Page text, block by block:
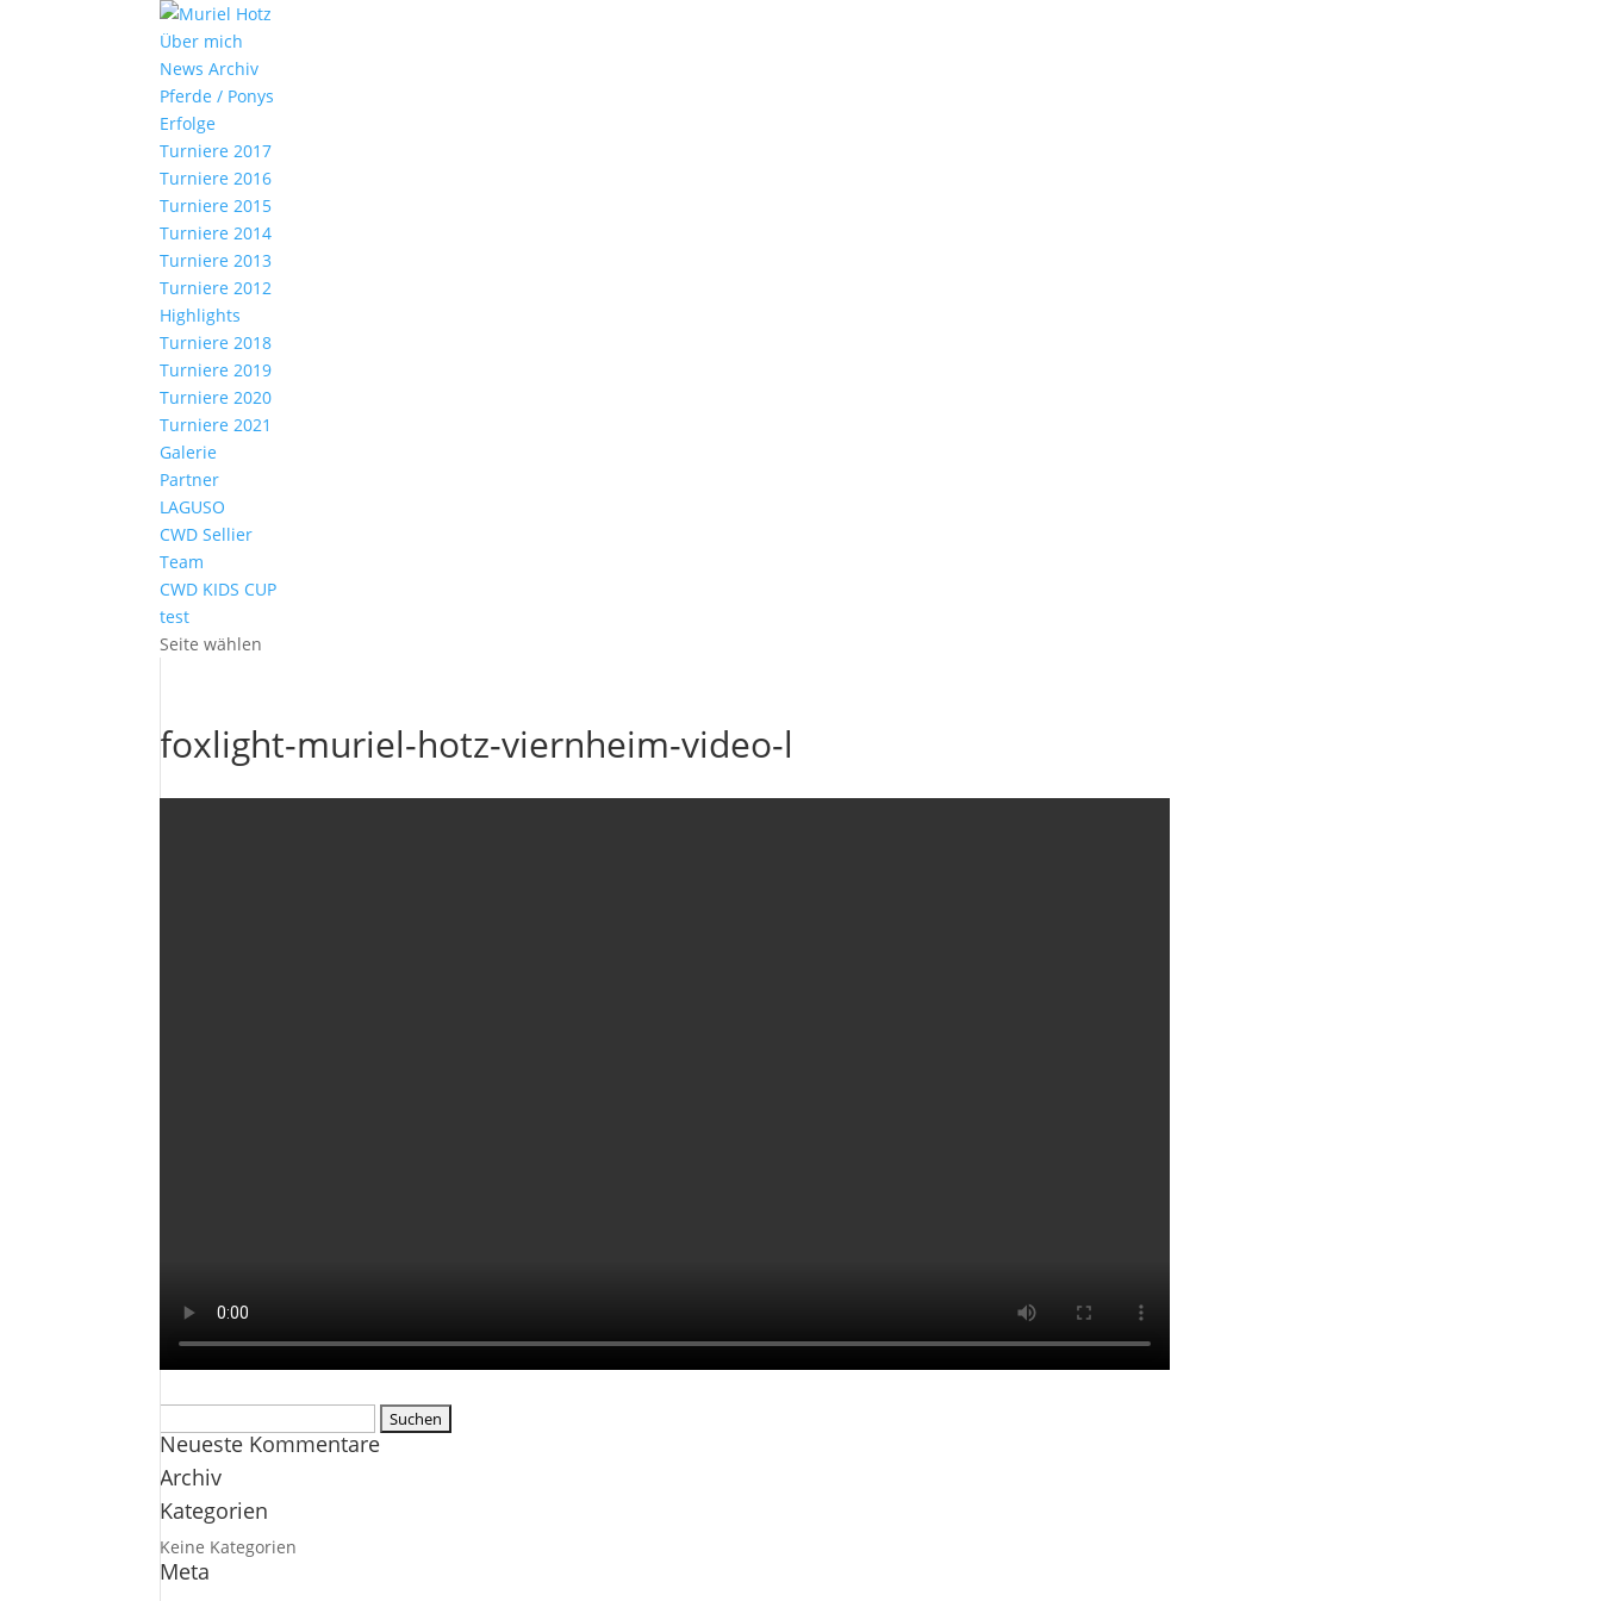
Über mich
News Archiv
Pferde / Ponys
Erfolge
Turniere 2017
Turniere 2016
Turniere 2015
Turniere 2014
Turniere 2013
Turniere 2012
Highlights
Turniere 2018
Turniere 2019
Turniere 2020
Turniere 2021
Galerie
Partner
LAGUSO
CWD Sellier
Team
CWD KIDS CUP
test
Seite wählen
foxlight-muriel-hotz-viernheim-video-l
nach:
Neueste Kommentare
Archiv
Kategorien
Keine Kategorien
Meta